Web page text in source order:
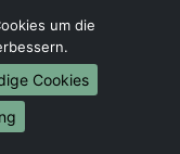
nach Italien
nach
um die
Cookies